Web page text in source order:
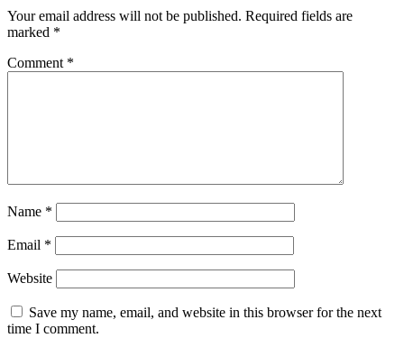
Your email address will not be published. Required fields are
marked *
Comment *
Name *
Email *
Website
Save my name, email, and website in this browser for the next
time I comment.